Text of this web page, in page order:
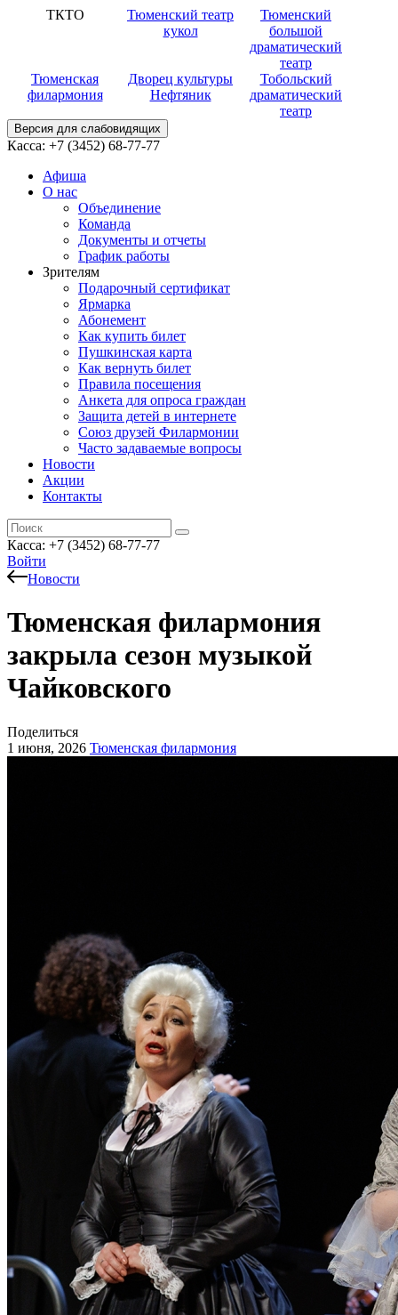
ТКТО
Тюменский театр
кукол
Тюменский
большой
драматический
театр
Тюменская
филармония
Дворец культуры
Нефтяник
Тобольский
драматический
театр
Версия для слабовидящих
Касса: +7 (3452) 68-77-77
Афиша
О нас
Объединение
Команда
Документы и отчеты
График работы
Зрителям
Подарочный сертификат
Ярмарка
Абонемент
Как купить билет
Пушкинская карта
Как вернуть билет
Правила посещения
Анкета для опроса граждан
Защита детей в интернете
Союз друзей Филармонии
Часто задаваемые вопросы
Новости
Акции
Контакты
Касса: +7 (3452) 68-77-77
Войти
Новости
Тюменская филармония
закрыла сезон музыкой
Чайковского
Поделиться
1 июня, 2026 Тюменская филармония